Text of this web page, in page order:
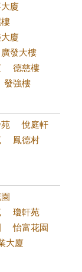
廈
廈
廣發大樓
德慈樓
發強樓
悅庭軒
鳳德村
瓊軒苑
怡富花園
大廈